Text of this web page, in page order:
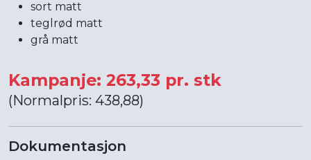
sort matt
teglrød matt
grå matt
Kampanje: 263,33 pr. stk
(Normalpris: 438,88)
Dokumentasjon